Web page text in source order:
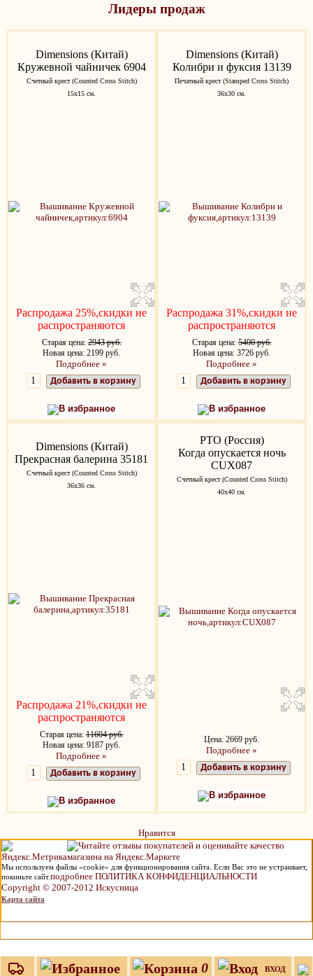
0 ВХОД
Лидеры продаж
Dimensions (Китай)
Кружевной чайничек 6904
Счетный крест (Counted Cross Stitch)
15x15 см.
Распродажа 25%,скидки не
распространяются
Старая цена:2943 руб.
Новая цена: 2199 руб.
Подробнее »
Добавить в корзину
В избранное
Dimensions (Китай)
Колибри и фуксия 13139
Печатный крест (Stamped Cross Stitch)
36х30 см.
Распродажа 31%,скидки не
распространяются
Старая цена:5400 руб.
Новая цена: 3726 руб.
Подробнее »
Добавить в корзину
В избранное
Dimensions (Китай)
Прекрасная балерина 35181
Счетный крест (Counted Cross Stitch)
36х36 см.
Распродажа 21%,скидки не
распространяются
Старая цена:11604 руб.
Новая цена: 9187 руб.
Подробнее »
Добавить в корзину
В избранное
РТО (Россия)
Когда опускается ночь
CUX087
Счетный крест (Counted Cross Stitch)
40х40 см.
Цена: 2669 руб.
Подробнее »
Добавить в корзину
В избранное
Нравится
Мы используем файлы «cookie» для функционирования сайта. Если Вас это не устраивает,
покиньте сайт.подробнее ПОЛИТИКА КОНФИДЕНЦИАЛЬНОСТИ
Copyright © 2007-2012 Искусница
Карта сайта